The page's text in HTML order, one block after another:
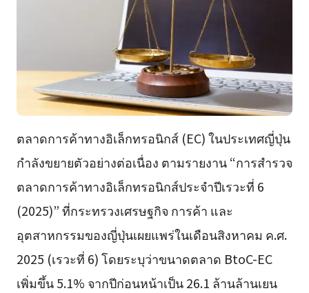
ตลาดการค้าทางอิเล็กทรอนิกส์ (EC) ในประเทศญี่ปุ่น
กำลังขยายตัวอย่างต่อเนื่อง ตามรายงาน “การสำรวจ
ตลาดการค้าทางอิเล็กทรอนิกส์ประจำปีเรวะที่ 6
(2025)” ที่กระทรวงเศรษฐกิจ การค้า และ
อุตสาหกรรมของญี่ปุ่นเผยแพร่ในเดือนสิงหาคม ค.ศ.
2025 (เรวะที่ 6) โดยระบุว่าขนาดตลาด BtoC-EC
เพิ่มขึ้น 5.1% จากปีก่อนหน้าเป็น 26.1 ล้านล้านเยน